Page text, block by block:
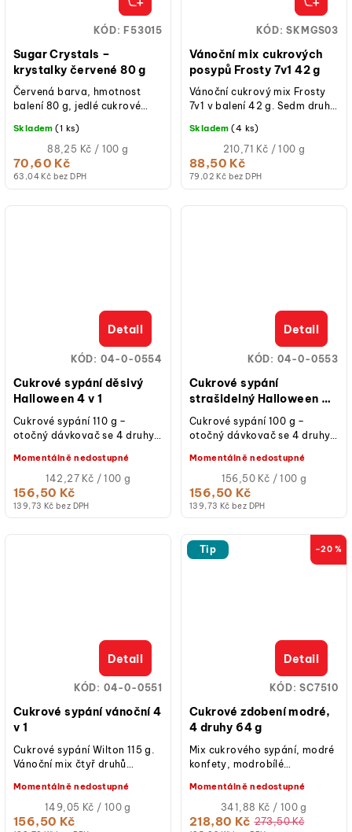
Sugar Crystals –
krystalky červené 80 g
63,04 Kč bez DPH
70,60 Kč
Měrná
cena:
88,25 Kč / 100 g
Skladem (1 ks)
Červená barva, hmotnost
balení 80 g, jedlé cukrové
vhodné na dorty, cupcaky,
sušenky,...
KÓD: F53015
Vánoční mix cukrových
posypů Frosty 7v1 42 g
79,02 Kč bez DPH
88,50 Kč
Měrná
cena:
210,71 Kč / 100 g
Skladem (4 ks)
Vánoční cukrový mix Frosty
7v1 v balení 42 g. Sedm druhů
tónech na zdobení dortů a
dezertů.
KÓD:SKMGS03
Cukrové sypání děsivý
Halloween 4 v 1
139,73 Kč bez DPH
156,50 Kč
Měrná
cena:
142,27 Kč / 100 g
Momentálně nedostupné
Detail
Cukrové sypání 110 g –
otočný dávkovač se 4 druhy:
perličky, mix duchů a hvězd,...
KÓD: 04-0-0554
Cukrové sypání
strašidelný Halloween 4 v
1
139,73 Kč bez DPH
156,50 Kč
Měrná
cena:
156,50 Kč / 100 g
Momentálně nedostupné
Detail
Cukrové sypání 100 g –
otočný dávkovač se 4 druhy:
perličky, černé cukrové
perly,...
KÓD: 04-0-0553
Cukrové sypání vánoční 4
v 1
156,50 Kč
Měrná
cena:
149,05 Kč / 100 g
Momentálně nedostupné
Detail
Cukrové sypání Wilton 115 g.
Vánoční mix čtyř druhů
perličky, kuličky, hvězdičky,...
KÓD: 04-0-0551
Tip –20 %
Cukrové zdobení modré,
4 druhy 64 g
218,80 Kč 273,50 Kč
Měrná
cena:
341,88 Kč / 100 g
Momentálně nedostupné
Detail
Mix cukrového sypání, modré
konfety, modrobílé
perličky a modré hvězdičky,
balení 64...
KÓD:SC7510